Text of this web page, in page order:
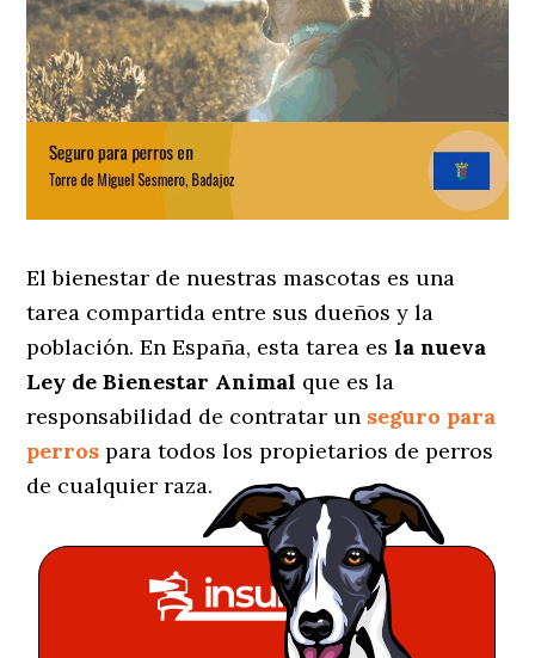
El bienestar de nuestras mascotas es una
tarea compartida entre sus dueños y la
población. En España, esta tarea esla nueva
Ley de Bienestar Animal que es la
responsabilidad de contratar un seguro para
perros para todos los propietarios de perros
de cualquier raza.